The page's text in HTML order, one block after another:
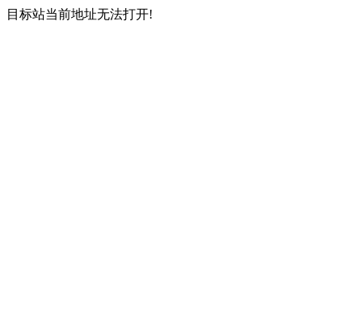
目标站当前地址无法打开!